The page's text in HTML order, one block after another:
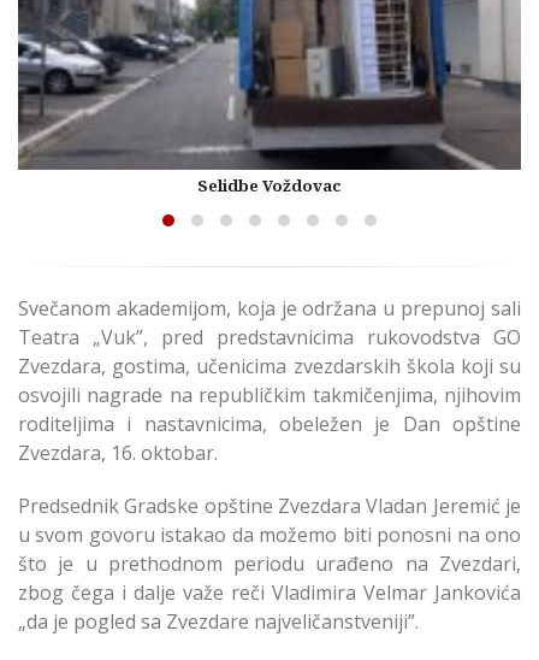
Selidbe Voždovac
Svečanom akademijom, koja je održana u prepunoj sali
Teatra „Vuk”, pred predstavnicima rukovodstva GO
Zvezdara, gostima, učenicima zvezdarskih škola koji su
osvojili nagrade na republičkim takmičenjima, njihovim
roditeljima i nastavnicima, obeležen je Dan opštine
Zvezdara, 16. oktobar.
Predsednik Gradske opštine Zvezdara Vladan Jeremić je
u svom govoru istakao da možemo biti ponosni na ono
što je u prethodnom periodu urađeno na Zvezdari,
zbog čega i dalje važe reči Vladimira Velmar Jankovića
„da je pogled sa Zvezdare najveličanstveniji”.